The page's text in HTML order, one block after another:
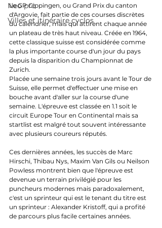
Neo pro
Villes et itinéraire cyclos
Le GP Gippingen, ou Grand Prix du canton
d'Argovie, fait partie de ces courses discrètes
du calendrier, mais qui attirent chaque année
un plateau de très haut niveau. Créée en 1964,
cette classique suisse est considérée comme
la plus importante course d'un jour du pays
depuis la disparition du Championnat de
Zurich.
Placée une semaine trois jours avant le Tour de
Suisse, elle permet d'effectuer une mise en
bouche avant d'aller sur la course d'une
semaine. L'épreuve est classée en 1.1 soit le
circuit Europe Tour en Continental mais sa
startlist est malgré tout souvent intéressante
avec plusieurs coureurs réputés.
Ces dernières années, les succès de Marc
Hirschi, Thibau Nys, Maxim Van Gils ou Neilson
Powless montrent bien que l'épreuve est
devenue un terrain privilégié pour les
puncheurs modernes mais paradoxalement,
c'est un sprinteur qui est le tenant du titre est
un sprinteur : Alexander Kristoff, qui a profité
de parcours plus facile certaines années.